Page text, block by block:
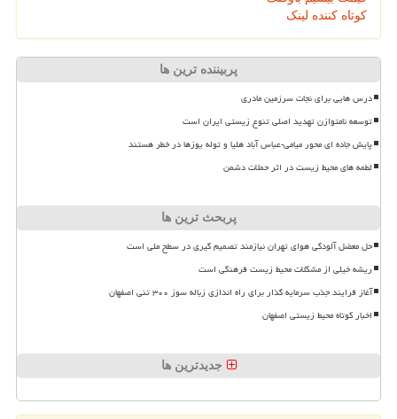
کوتاه کننده لینک
پربیننده ترین ها
درس هایی برای نجات سرزمین مادری
توسعه نامتوازن تهدید اصلی تنوع زیستی ایران است
پایش جاده ای محور میامی-عباس آباد هلیا و توله یوزها در خطر هستند
لطمه های محیط زیست در اثر حملات دشمن
پربحث ترین ها
حل معضل آلودگی هوای تهران نیازمند تصمیم گیری در سطح ملی است
ریشه خیلی از مشکلات محیط زیست فرهنگی است
آغاز فرایند جذب سرمایه گذار برای راه اندازی زباله سوز ۳۰۰ تنی اصفهان
اخبار کوتاه محیط زیستی اصفهان
جدیدترین ها